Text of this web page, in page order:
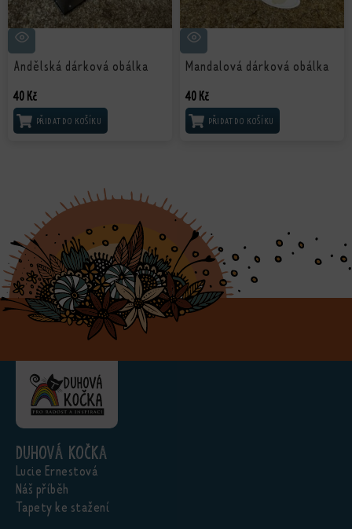
Andělská dárková obálka
40 Kč
PŘIDAT DO KOŠÍKU
Mandalová dárková obálka
40 Kč
PŘIDAT DO KOŠÍKU
Duhová kočka
Lucie Ernestová
Náš příběh
Tapety ke stažení